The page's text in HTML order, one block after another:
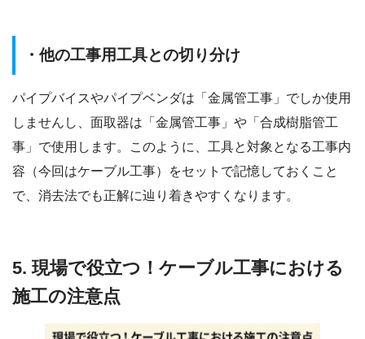
・他の工事用工具との切り分け
パイプバイスやパイプベンダは「金属管工事」でしか使用
しませんし、面取器は「金属管工事」や「合成樹脂管工
事」で使用します。このように、工具と対象となる工事内
容（今回はケーブル工事）をセットで記憶しておくこと
で、消去法でも正解に辿り着きやすくなります。
5. 現場で役立つ！ケーブル工事における
施工の注意点